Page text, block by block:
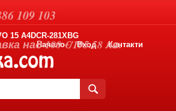
15 A4DCR-281XBG
Начало
Вход Контакти
109 103
над 100 €/195.58 лв.